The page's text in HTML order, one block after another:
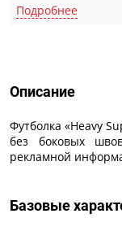
Подробнее
Описание
Футболка «Heavy
без боковых
рекламной
Базовые